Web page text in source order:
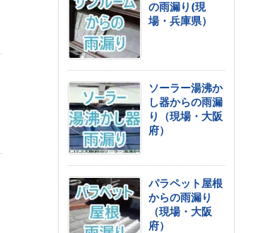
の雨漏り(現
場・兵庫県）
ソーラー湯沸か
し器からの雨漏
り（現場・大阪
府）
パラペット屋根
からの雨漏り
（現場・大阪
府）